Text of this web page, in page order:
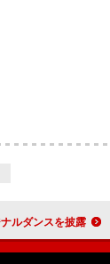
！」 １日限りのオリジナルダンスを披露！